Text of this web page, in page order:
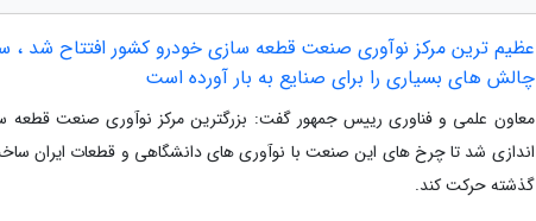
عظیم ترین مرکز نوآوری صنعت قطعه سازی خودرو کشور افتتاح شد ،
چالش های بسیاری را برای صنایع به بار آورده است
معاون علمی و فناوری رییس جمهور گفت: بزرگترین مرکز نوآوری صنعت قطعه
اندازی شد تا چرخ های این صنعت با نوآوری های دانشگاهی و قطعات ایران
گذشته حرکت کند.